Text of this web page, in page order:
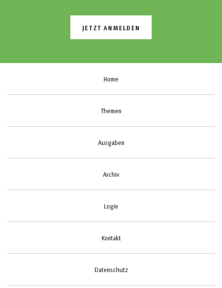
JETZT ANMELDEN
Home
Themen
Ausgaben
Archiv
Login
Kontakt
Datenschutz